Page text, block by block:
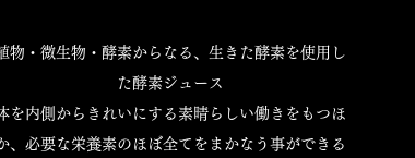
物・微生物・酵素からなる、生きた酵素を使用し
た酵素ジュース
を内側からきれいにする素晴らしい働きをもつほ
、必要な栄養素のほぼ全てをまかなう事ができる